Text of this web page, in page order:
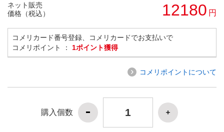
ネット販売
価格（税込）
12180 円
コメリカード番号登録、コメリカードでお支払いで
コメリポイント ： 1ポイント獲得
コメリポイントについて
購入個数